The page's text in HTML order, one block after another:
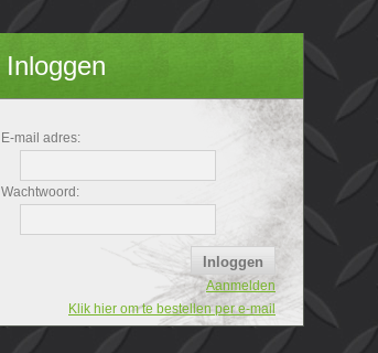
Inloggen
E-mail adres:
Wachtwoord:
Aanmelden
Klik hier om te bestellen per e-mail